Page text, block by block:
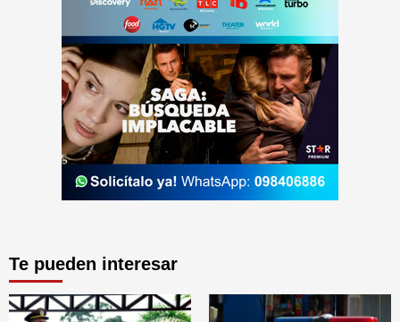
Te pueden interesar